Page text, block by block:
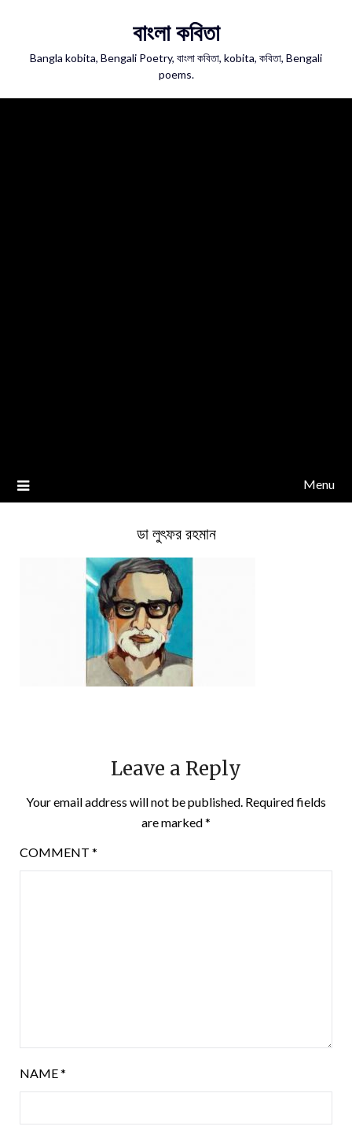
বাংলা কবিতা
Bangla kobita, Bengali Poetry, বাংলা কবিতা, kobita, কবিতা, Bengali
poems.
Menu
ডা লুৎফর রহমান
Leave a Reply
Your email address will not be published. Required fields
are marked*
COMMENT *
NAME*